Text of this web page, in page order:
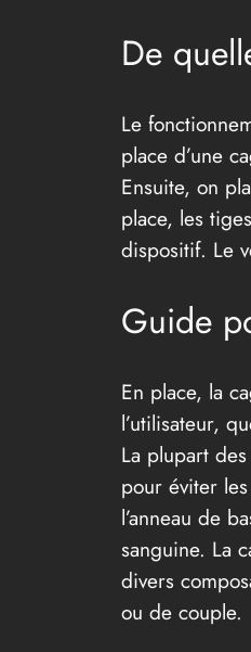
De
Le
place d’une
Ensuite, on
place, les
dispositif. Le
Guide
En place, la
l’utilisateur,
La plupart
pour éviter
l’anneau de
sanguine. La
divers
ou de couple.